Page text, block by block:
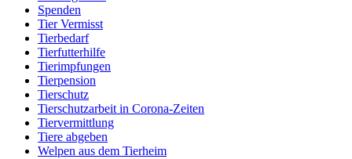
Spenden
Tier Vermisst
Tierbedarf
Tierfutterhilfe
Tierimpfungen
Tierpension
Tierschutz
Tierschutzarbeit in Corona-Zeiten
Tiervermittlung
Tiere abgeben
Welpen aus dem Tierheim